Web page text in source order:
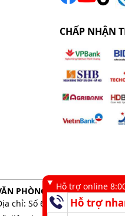
CHẤP NHẬN
PHÒNG GIAO DỊCH TẠI TP.
chỉ: Số 6 kênh 19/5, Phường
Hỗ trợ online
Hỗ trợ